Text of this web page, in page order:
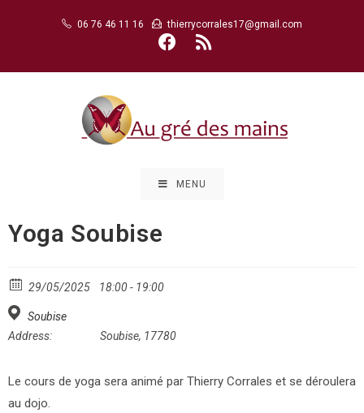
06 76 46 11 16 thierrycorrales17@gmail.com
MENU
Yoga Soubise
29/05/2025 18:00 - 19:00
Soubise
Address:
Soubise, 17780
Le cours de yoga sera animé par Thierry Corrales et se déroulera
au dojo.